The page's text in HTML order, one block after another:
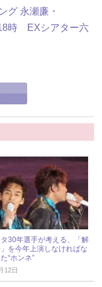
グ 永瀬廉・
時 EXシアター六
30年選手が考える、「解
を今年上演しなければな
“ホンネ”
12日